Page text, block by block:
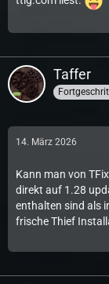
Taffer
14. März 2026
Kann man von
direkt auf 1.28
enthalten sind als
frische Thief